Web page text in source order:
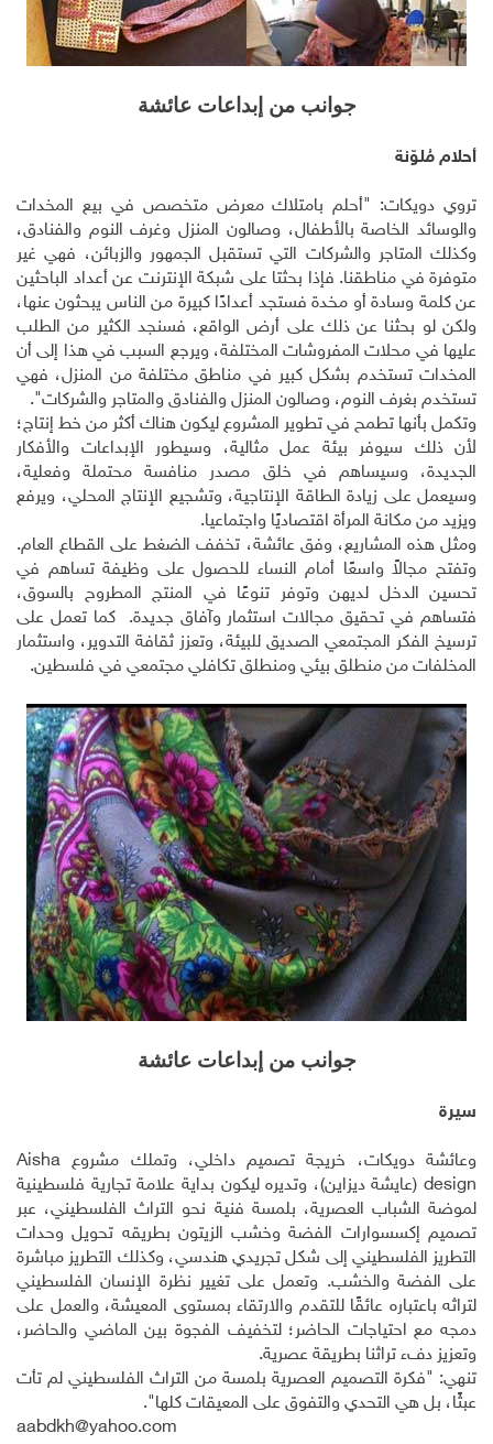
جوانب من إبداعات عائشة
أحلام مُلوّنة
تروي دويكات: "أحلم بامتلاك معرض متخصص في بيع المخدات
والوسائد الخاصة بالأطفال، وصالون المنزل وغرف النوم والفنادق،
وكذلك المتاجر والشركات التي تستقبل الجمهور والزبائن، فهي غير
متوفرة في مناطقنا. فإذا بحثتا على شبكة الإنترنت عن أعداد الباحثين
عن كلمة وسادة أو مخدة فستجد أعدادًا كبيرة من الناس يبحثون عنها،
ولكن لو بحثنا عن ذلك على أرض الواقع، فسنجد الكثير من الطلب
عليها في محلات المفروشات المختلفة، ويرجع السبب في هذا إلى أن
المخدات تستخدم بشكل كبير في مناطق مختلفة من المنزل، فهي
تستخدم بغرف النوم، وصالون المنزل والفنادق والمتاجر والشركات".
وتكمل بأنها تطمح في تطوير المشروع ليكون هناك أكثر من خط إنتاج؛
لأن ذلك سيوفر بيئة عمل مثالية، وسيطور الإبداعات والأفكار
الجديدة، وسيساهم في خلق مصدر منافسة محتملة وفعلية،
وسيعمل على زيادة الطاقة الإنتاجية، وتشجيع الإنتاج المحلي، ويرفع
ويزيد من مكانة المرأة اقتصاديًا واجتماعيا.
ومثل هذه المشاريع، وفق عائشة، تخفف الضغط على القطاع العام.
وتفتح مجالاً واسعًا أمام النساء للحصول على وظيفة تساهم في
تحسين الدخل لديهن وتوفر تنوعًا في المنتج المطروح بالسوق،
فتساهم في تحقيق مجالات استثمار وآفاق جديدة. كما تعمل على
ترسيخ الفكر المجتمعي الصديق للبيئة، وتعزز ثقافة التدوير، واستثمار
المخلفات من منطلق بيئي ومنطلق تكافلي مجتمعي في فلسطين.
جوانب من إبداعات عائشة
سيرة
وعائشة دويكات، خريجة تصميم داخلي، وتملك مشروع Aisha
design (عايشة ديزاين)، وتديره ليكون بداية علامة تجارية فلسطينية
لموضة الشباب العصرية، بلمسة فنية نحو التراث الفلسطيني، عبر
تصميم إكسسوارات الفضة وخشب الزيتون بطريقه تحويل وحدات
التطريز الفلسطيني إلى شكل تجريدي هندسي، وكذلك التطريز مباشرة
على الفضة والخشب. وتعمل على تغيير نظرة الإنسان الفلسطيني
لتراثه باعتباره عائقًا للتقدم والارتقاء بمستوى المعيشة، والعمل على
دمجه مع احتياجات الحاضر؛ لتخفيف الفجوة بين الماضي والحاضر،
وتعزيز دفء تراثنا بطريقة عصرية.
تنهي: "فكرة التصميم العصرية بلمسة من التراث الفلسطيني لم تأت
عبثًا، بل هي التحدي والتفوق على المعيقات كلها".
aabdkh@yahoo.com